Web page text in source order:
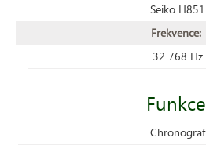
Seiko H851
Frekvence:
32 768 Hz
Funkce
Chronograf